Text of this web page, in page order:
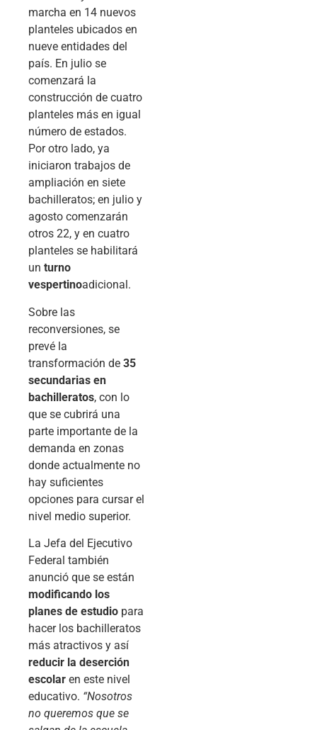
marcha en 14 nuevos
planteles ubicados en
nueve entidades del
país. En julio se
comenzará la
construcción de cuatro
planteles más en igual
número de estados.
Por otro lado, ya
iniciaron trabajos de
ampliación en siete
bachilleratos; en julio y
agosto comenzarán
otros 22, y en cuatro
planteles se habilitará
un turno
vespertinoadicional.
Sobre las
reconversiones, se
prevé la
transformación de 35
secundarias en
bachilleratos, con lo
que se cubrirá una
parte importante de la
demanda en zonas
donde actualmente no
hay suficientes
opciones para cursar el
nivel medio superior.
La Jefa del Ejecutivo
Federal también
anunció que se están
modificando los
planes de estudio para
hacer los bachilleratos
más atractivos y así
reducir la deserción
escolar en este nivel
educativo. “Nosotros
no queremos que se